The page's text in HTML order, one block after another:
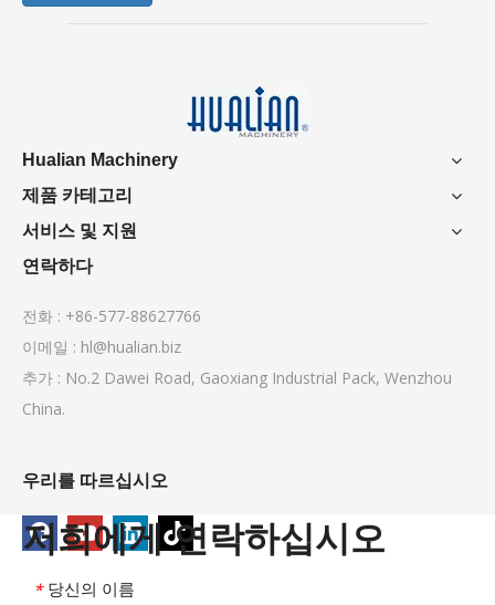
Hualian Machinery
제품 카테고리
서비스 및 지원
연락하다
전화 : +86-577-88627766
이메일 : hl@hualian.biz
추가 : No.2 Dawei Road, Gaoxiang Industrial Pack, Wenzhou
China.
우리를 따르십시오
저희에게 연락하십시오
* 당신의 이름